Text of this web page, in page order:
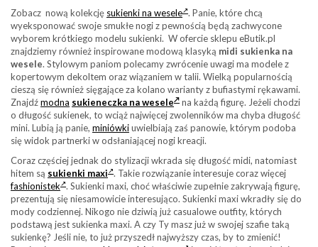
Zobacz nową kolekcję sukienki na wesele . Panie, które chcą
wyeksponować swoje smukłe nogi z pewnością będą zachwycone
wyborem krótkiego modelu sukienki. W ofercie sklepu eButik.pl
znajdziemy również inspirowane modową klasyką midi sukienka na
wesele. Stylowym paniom polecamy zwrócenie uwagi ma modele z
kopertowym dekoltem oraz wiązaniem w talii. Wielką popularnością
cieszą się również sięgające za kolano warianty z bufiastymi rękawami.
Znajdźmodna sukieneczka na wesele
na każdą figurę. Jeżeli chodzi
o długość sukienek, to wciąż najwięcej zwolenników ma chyba długość
mini. Lubią ją panie, miniówkiuwielbiają zaś panowie, którym podoba
się widok partnerki w odsłaniającej nogi kreacji.
Coraz częściej jednak do stylizacji wkrada się długość midi, natomiast
hitem są sukienki maxi . Takie rozwiązanie interesuje coraz więcej
fashionistek . Sukienki maxi, choć właściwie zupełnie zakrywają figurę,
prezentują się niesamowicie interesująco. Sukienki maxi wkradły się do
mody codziennej. Nikogo nie dziwią już casualowe outfity, których
podstawą jest sukienka maxi. A czy Ty masz już w swojej szafie taką
sukienkę? Jeśli nie, to już przyszedł najwyższy czas, by to zmienić!